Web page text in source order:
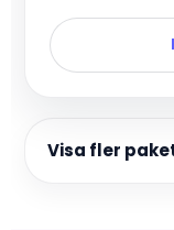
Visa fler